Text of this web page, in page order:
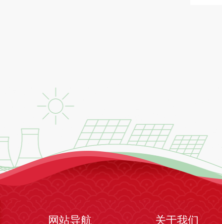
网站导航 关于我们